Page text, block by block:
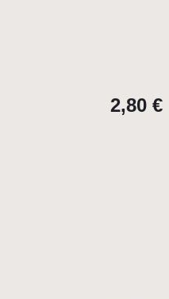
2,80 €